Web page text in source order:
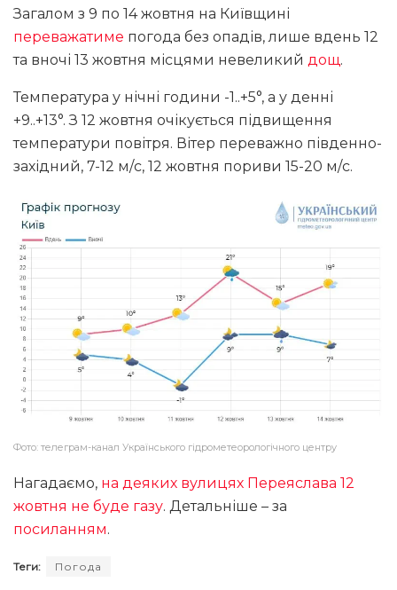
Загалом з 9 по 14 жовтня на Київщині
переважатиме погода без опадів, лише вдень 12
та вночі 13 жовтня місцями невеликий дощ.
Температура у нічні години -1..+5°, а у денні
+9..+13°. З 12 жовтня очікується підвищення
температури повітря. Вітер переважно південно-
західний, 7-12 м/с, 12 жовтня пориви 15-20 м/с.
Фото: телеграм-канал Українського гідрометеорологічного центру
Нагадаємо, на деяких вулицях Переяслава 12
жовтня не буде газу. Детальніше – за
посиланням.
Теги: Погода